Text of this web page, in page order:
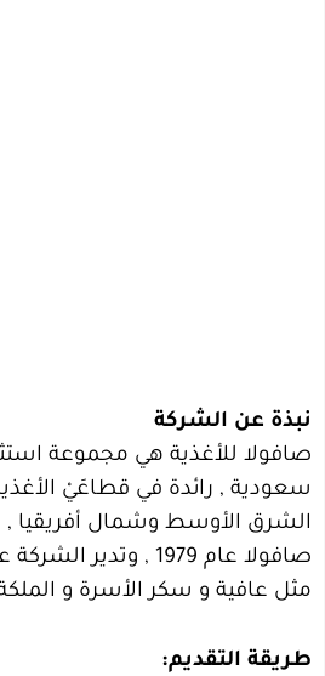
نبذة عن الشركة
صافولا للأغذية هي مجموعة
سعودية , رائدة في قطاعَيْ
الشرق الأوسط وشمال
صافولا عام 1979 ,
مثل عافية و سكر الأسرة و
طريقة التقديم: